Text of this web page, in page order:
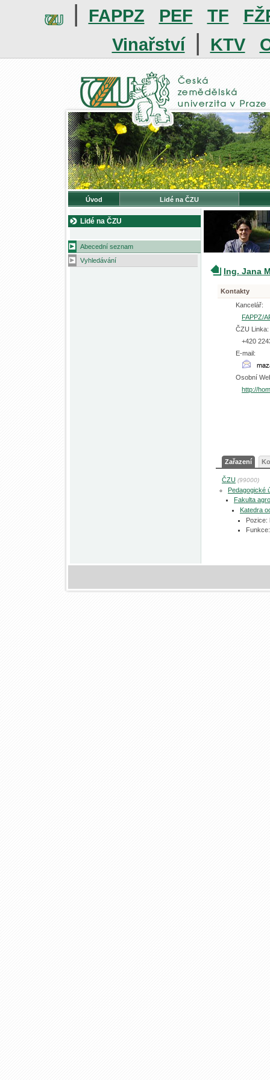
| FAPPZ PEF TF
Vinařství | KTV
Úvod Lidé na ČZU
Lidé na ČZU
Abecední seznam
Vyhledávání
Ing. Jana
Kontakty
Kancelář:
FAPPZ/
ČZU Linka:
+420
E-mail:
Osobní
http://
Zařazení
ČZU (99000)
Pedagogické
Fakulta
Katedra
Pozice:
Funkce: